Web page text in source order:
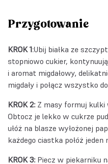
Przygotowanie
KROK 1:Ubij białka ze
stopniowo cukier,
i aromat migdałowy,
migdały i połącz wszystko
KROK 2: Z masy formuj kulki
Obtocz je lekko w cukrze
ułóż na blasze wyłożonej
każdego ciastka połóż jeden
KROK 3: Piecz w piekarniku